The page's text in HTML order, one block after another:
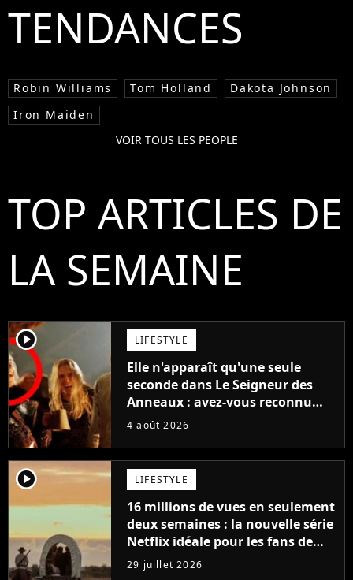
TENDANCES
Robin Williams Tom Holland
Dakota Johnson
Iron Maiden
VOIR TOUS LES PEOPLE
TOP ARTICLES DE
LA SEMAINE
player2 LIFESTYLE
Elle n'apparaît qu'une seule
seconde dans Le Seigneur des
Anneaux : avez-vous reconnu
cette légende du cinéma dans la
4 août 2026
player2 LIFESTYLE
16 millions de vues en seulement
deux semaines : la nouvelle série
Netflix idéale pour les fans de
Yellowstone
29 juillet 2026